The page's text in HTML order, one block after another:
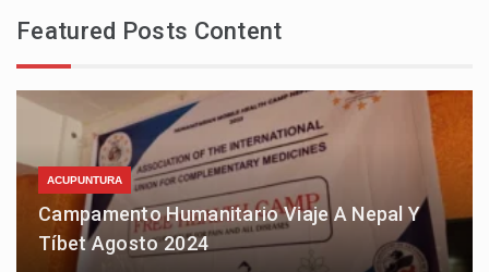
Featured Posts Content
ACUPUNTURA
Campamento Humanitario Viaje A Nepal Y
Tíbet Agosto 2024